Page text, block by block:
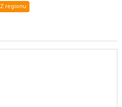
Z regionu